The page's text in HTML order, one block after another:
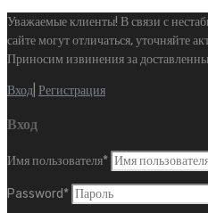
Уважаемые клиенты! В связи с
сайте могут отличаться, уточняйте
Приносим извинения за
Вход Регистрация
Вход
Имя пользователя*
Password*